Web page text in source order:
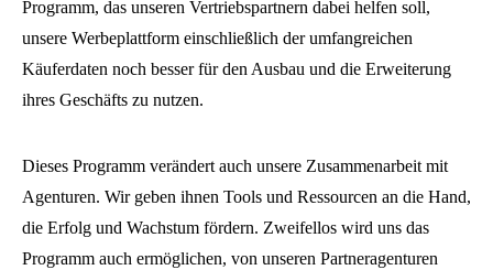
Programm, das unseren Vertriebspartnern dabei helfen soll,
unsere Werbeplattform einschließlich der umfangreichen
Käuferdaten noch besser für den Ausbau und die Erweiterung
ihres Geschäfts zu nutzen.
Dieses Programm verändert auch unsere Zusammenarbeit mit
Agenturen. Wir geben ihnen Tools und Ressourcen an die Hand,
die Erfolg und Wachstum fördern. Zweifellos wird uns das
Programm auch ermöglichen, von unseren Partneragenturen